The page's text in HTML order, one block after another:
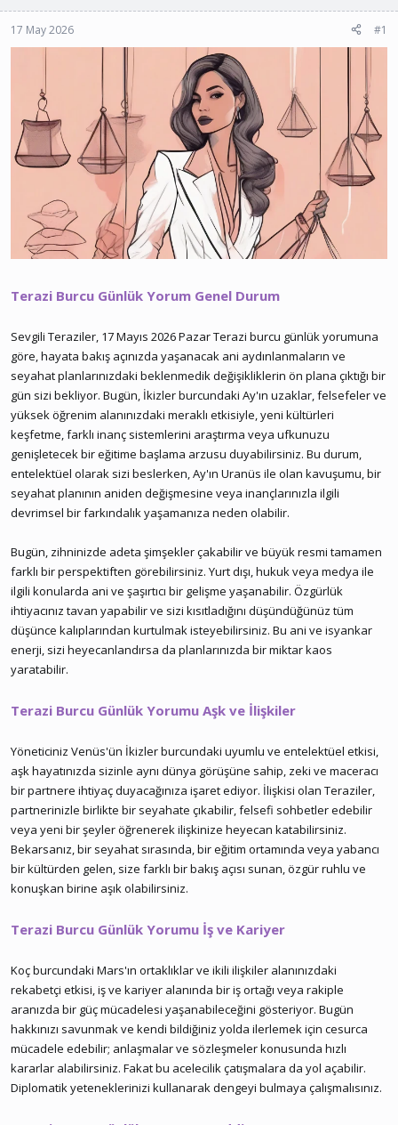
l
n
17 May 2026 #1
Terazi Burcu Günlük Yorum Genel Durum
Sevgili Teraziler, 17 Mayıs 2026 Pazar Terazi burcu günlük yorumuna
göre, hayata bakış açınızda yaşanacak ani aydınlanmaların ve
seyahat planlarınızdaki beklenmedik değişikliklerin ön plana çıktığı bir
gün sizi bekliyor. Bugün, İkizler burcundaki Ay'ın uzaklar, felsefeler ve
yüksek öğrenim alanınızdaki meraklı etkisiyle, yeni kültürleri
keşfetme, farklı inanç sistemlerini araştırma veya ufkunuzu
genişletecek bir eğitime başlama arzusu duyabilirsiniz. Bu durum,
entelektüel olarak sizi beslerken, Ay'ın Uranüs ile olan kavuşumu, bir
seyahat planının aniden değişmesine veya inançlarınızla ilgili
devrimsel bir farkındalık yaşamanıza neden olabilir.
Bugün, zihninizde adeta şimşekler çakabilir ve büyük resmi tamamen
farklı bir perspektiften görebilirsiniz. Yurt dışı, hukuk veya medya ile
ilgili konularda ani ve şaşırtıcı bir gelişme yaşanabilir. Özgürlük
ihtiyacınız tavan yapabilir ve sizi kısıtladığını düşündüğünüz tüm
düşünce kalıplarından kurtulmak isteyebilirsiniz. Bu ani ve isyankar
enerji, sizi heyecanlandırsa da planlarınızda bir miktar kaos
yaratabilir.
Terazi Burcu Günlük Yorumu Aşk ve İlişkiler
Yöneticiniz Venüs'ün İkizler burcundaki uyumlu ve entelektüel etkisi,
aşk hayatınızda sizinle aynı dünya görüşüne sahip, zeki ve maceracı
bir partnere ihtiyaç duyacağınıza işaret ediyor. İlişkisi olan Teraziler,
partnerinizle birlikte bir seyahate çıkabilir, felsefi sohbetler edebilir
veya yeni bir şeyler öğrenerek ilişkinize heyecan katabilirsiniz.
Bekarsanız, bir seyahat sırasında, bir eğitim ortamında veya yabancı
bir kültürden gelen, size farklı bir bakış açısı sunan, özgür ruhlu ve
konuşkan birine aşık olabilirsiniz.
Terazi Burcu Günlük Yorumu İş ve Kariyer
Koç burcundaki Mars'ın ortaklıklar ve ikili ilişkiler alanınızdaki
rekabetçi etkisi, iş ve kariyer alanında bir iş ortağı veya rakiple
aranızda bir güç mücadelesi yaşanabileceğini gösteriyor. Bugün
hakkınızı savunmak ve kendi bildiğiniz yolda ilerlemek için cesurca
mücadele edebilir; anlaşmalar ve sözleşmeler konusunda hızlı
kararlar alabilirsiniz. Fakat bu acelecilik çatışmalara da yol açabilir.
Diplomatik yeteneklerinizi kullanarak dengeyi bulmaya çalışmalısınız.